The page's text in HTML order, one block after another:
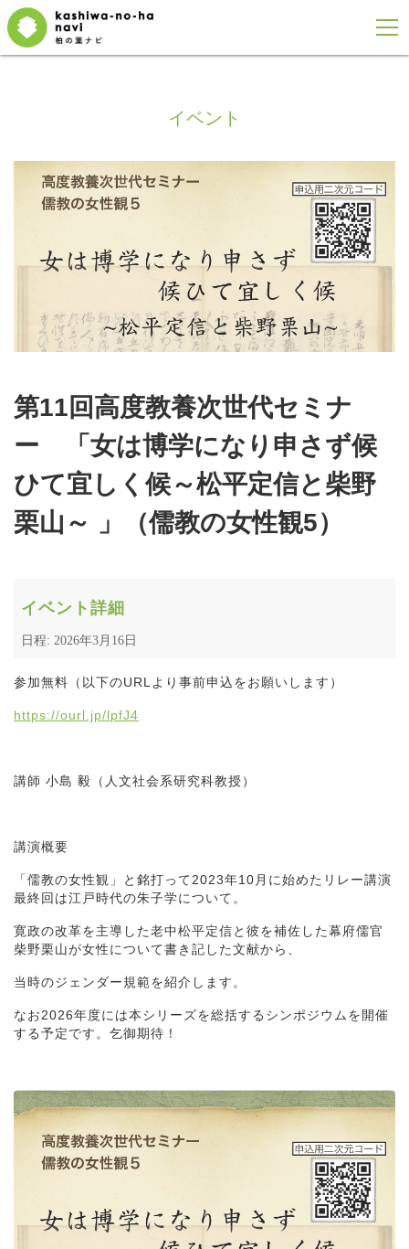
イベント
第11回高度教養次世代セミナ
ー 「女は博学になり申さず候
ひて宜しく候～松平定信と柴野
栗山～ 」（儒教の女性観5）
イベント詳細
日程: 2026年3月16日
参加無料（以下のURLより事前申込をお願いします）
https://ourl.jp/lpfJ4
講師 小島 毅（人文社会系研究科教授）
講演概要
「儒教の女性観」と銘打って2023年10月に始めたリレー講演
最終回は江戸時代の朱子学について。
寛政の改革を主導した老中松平定信と彼を補佐した幕府儒官
柴野栗山が女性について書き記した文献から、
当時のジェンダー規範を紹介します。
なお2026年度には本シリーズを総括するシンポジウムを開催
する予定です。乞御期待！